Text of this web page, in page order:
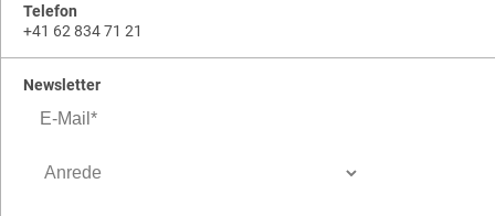
Telefon
+41 62 834 71 21
Newsletter